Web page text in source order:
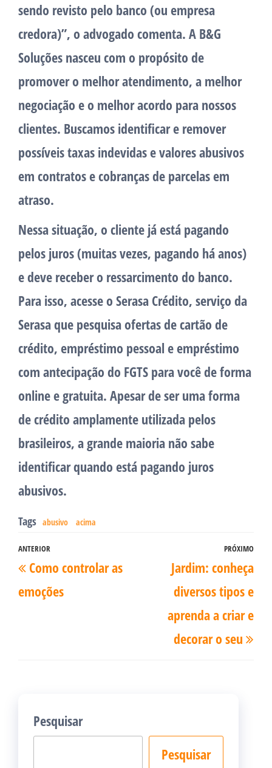
sendo revisto pelo banco (ou empresa
credora)”, o advogado comenta. A B&G
Soluções nasceu com o propósito de
promover o melhor atendimento, a melhor
negociação e o melhor acordo para nossos
clientes. Buscamos identificar e remover
possíveis taxas indevidas e valores abusivos
em contratos e cobranças de parcelas em
atraso.
Nessa situação, o cliente já está pagando
pelos juros (muitas vezes, pagando há anos)
e deve receber o ressarcimento do banco.
Para isso, acesse o Serasa Crédito, serviço da
Serasa que pesquisa ofertas de cartão de
crédito, empréstimo pessoal e empréstimo
com antecipação do FGTS para você de forma
online e gratuita. Apesar de ser uma forma
de crédito amplamente utilizada pelos
brasileiros, a grande maioria não sabe
identificar quando está pagando juros
abusivos.
Tags abusivo acima
Navegação
de
Post
Post
anterior
ANTERIOR
Como controlar as
emoções
PRÓXIMO
Jardim: conheça
diversos tipos e
aprenda a criar e
decorar o seu
Pesquisar
Pesquisar